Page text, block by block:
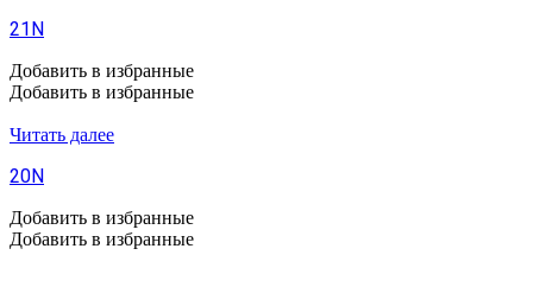
21N
Добавить в избранные
Добавить в избранные
Читать далее
20N
Добавить в избранные
Добавить в избранные